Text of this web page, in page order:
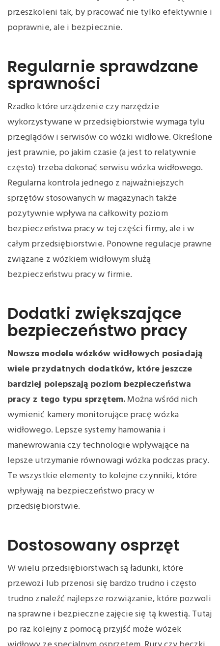
przeszkoleni tak, by pracować nie tylko efektywnie i
poprawnie, ale i bezpiecznie.
Regularnie sprawdzane
sprawności
Rzadko które urządzenie czy narzędzie
wykorzystywane w przedsiębiorstwie wymaga tylu
przeglądów i serwisów co wózki widłowe. Określone
jest prawnie, po jakim czasie (a jest to relatywnie
często) trzeba dokonać serwisu wózka widłowego.
Regularna kontrola jednego z najważniejszych
sprzętów stosowanych w magazynach także
pozytywnie wpływa na całkowity poziom
bezpieczeństwa pracy w tej części firmy, ale i w
całym przedsiębiorstwie. Ponowne regulacje prawne
związane z wózkiem widłowym służą
bezpieczeństwu pracy w firmie.
Dodatki zwiększające
bezpieczeństwo pracy
Nowsze modele wózków widłowych posiadają
wiele przydatnych dodatków, które jeszcze
bardziej polepszają poziom bezpieczeństwa
pracy z tego typu sprzętem.Można wśród nich
wymienić kamery monitorujące pracę wózka
widłowego. Lepsze systemy hamowania i
manewrowania czy technologie wpływające na
lepsze utrzymanie równowagi wózka podczas pracy.
Te wszystkie elementy to kolejne czynniki, które
wpływają na bezpieczeństwo pracy w
przedsiębiorstwie.
Dostosowany osprzęt
W wielu przedsiębiorstwach są ładunki, które
przewozi lub przenosi się bardzo trudno i często
trudno znaleźć najlepsze rozwiązanie, które pozwoli
na sprawne i bezpieczne zajęcie się tą kwestią. Tutaj
po raz kolejny z pomocą przyjść może wózek